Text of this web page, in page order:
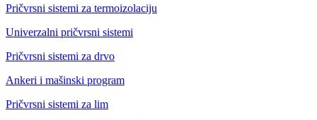
Pričvrsni sistemi za termoizolaciju
Univerzalni pričvrsni sistemi
Pričvrsni sistemi za drvo
Ankeri i mašinski program
Pričvrsni sistemi za lim